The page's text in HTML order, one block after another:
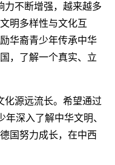
不断增强，越来越多
明多样性与文化互
华裔青少年传承中华
，了解一个真实、立
源远流长。希望通过
年深入了解中华文明、
国努力成长，在中西